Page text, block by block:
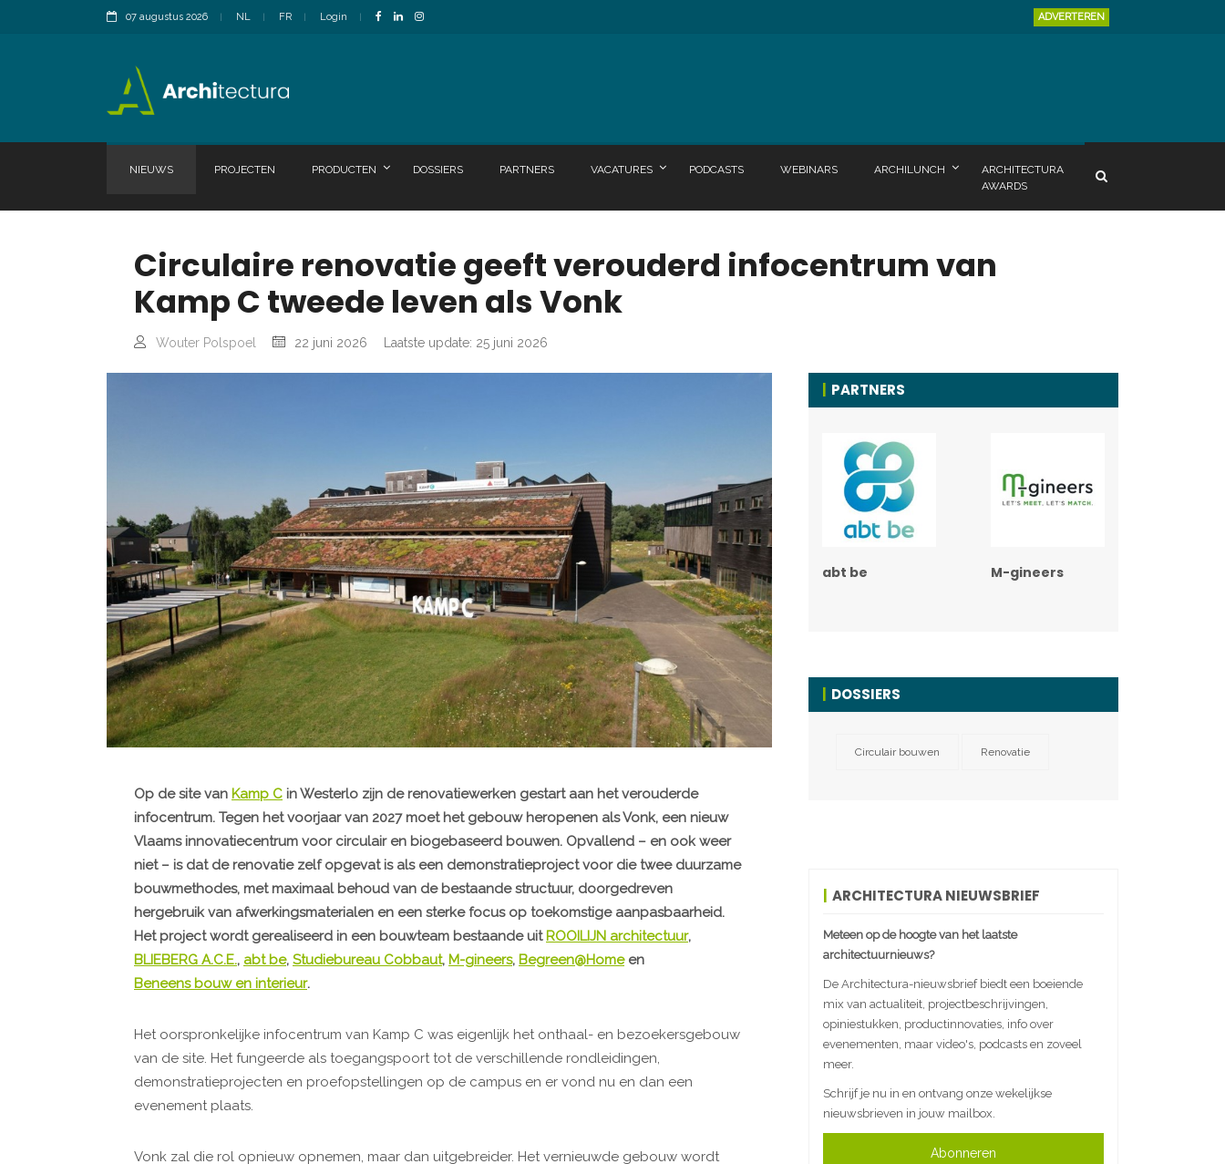
07 augustus 2026 NL FR Login ADVERTEREN
NIEUWS PROJECTEN PRODUCTEN DOSSIERS PARTNERS VACATURES PODCASTS WEBINARS ARCHILUNCH
ARCHITECTURA
AWARDS
Circulaire renovatie geeft verouderd infocentrum van
Kamp C tweede leven als Vonk
Wouter Polspoel 22 juni 2026 Laatste update: 25 juni 2026
Op de site van Kamp C in Westerlo zijn de renovatiewerken gestart aan het verouderde
infocentrum. Tegen het voorjaar van 2027 moet het gebouw heropenen als Vonk, een nieuw
Vlaams innovatiecentrum voor circulair en biogebaseerd bouwen. Opvallend – en ook weer
niet – is dat de renovatie zelf opgevat is als een demonstratieproject voor die twee duurzame
bouwmethodes, met maximaal behoud van de bestaande structuur, doorgedreven
hergebruik van afwerkingsmaterialen en een sterke focus op toekomstige aanpasbaarheid.
Het project wordt gerealiseerd in een bouwteam bestaande uit ROOILIJN architectuur,
BLIEBERG A.C.E., abt be, Studiebureau Cobbaut, M-gineers, Begreen@Homeen
Beneens bouw en interieur.
Het oorspronkelijke infocentrum van Kamp C was eigenlijk het onthaal- en bezoekersgebouw
van de site. Het fungeerde als toegangspoort tot de verschillende rondleidingen,
demonstratieprojecten en proefopstellingen op de campus en er vond nu en dan een
evenement plaats.
Vonk zal die rol opnieuw opnemen, maar dan uitgebreider. Het vernieuwde gebouw wordt
PARTNERS
abt be M-gineers
DOSSIERS
Circulair bouwen Renovatie
ARCHITECTURA NIEUWSBRIEF
Meteen op de hoogte van het laatste
architectuurnieuws?
De Architectura-nieuwsbrief biedt een boeiende
mix van actualiteit, projectbeschrijvingen,
opiniestukken, productinnovaties, info over
evenementen, maar video's, podcasts en zoveel
meer.
Schrijf je nu in en ontvang onze wekelijkse
nieuwsbrieven in jouw mailbox.
Abonneren